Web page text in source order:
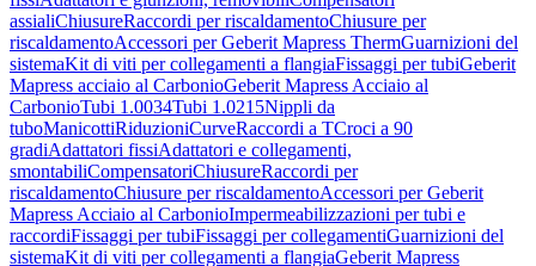
assialiChiusureRaccordi per riscaldamentoChiusure per
riscaldamentoAccessori per Geberit Mapress ThermGuarnizioni del
sistemaKit di viti per collegamenti a flangiaFissaggi per tubiGeberit
Mapress acciaio al CarbonioGeberit Mapress Acciaio al
CarbonioTubi 1.0034Tubi 1.0215Nippli da
tuboManicottiRiduzioniCurveRaccordi a TCroci a 90
gradiAdattatori fissiAdattatori e collegamenti,
smontabiliCompensatoriChiusureRaccordi per
riscaldamentoChiusure per riscaldamentoAccessori per Geberit
Mapress Acciaio al CarbonioImpermeabilizzazioni per tubi e
raccordiFissaggi per tubiFissaggi per collegamentiGuarnizioni del
sistemaKit di viti per collegamenti a flangiaGeberit Mapress